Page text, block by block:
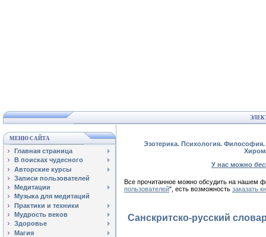
МЕНЮ САЙТА
Главная страница
В поисках чудесного
Авторские курсы
Записи пользователей
Медитации
Музыка для медитаций
Практики и техники
Мудрость веков
Здоровье
Магия
Эзотерика. Психология.
У нас можно
Все прочитанное можно обсудить на нашем
пользователей", есть возможность заказать
Санскритско-русский